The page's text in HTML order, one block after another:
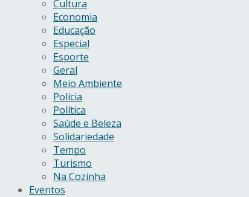
Cultura
Economia
Educação
Especial
Esporte
Geral
Meio Ambiente
Polícia
Política
Saúde e Beleza
Solidariedade
Tempo
Turismo
Na Cozinha
Eventos